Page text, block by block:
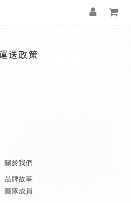
送政策
關於我們
品牌故事
團隊成員